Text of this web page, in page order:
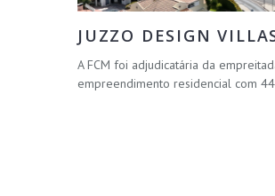
JUZZO DESIGN
A FCM foi adjudicatária da
empreendimento residencial com